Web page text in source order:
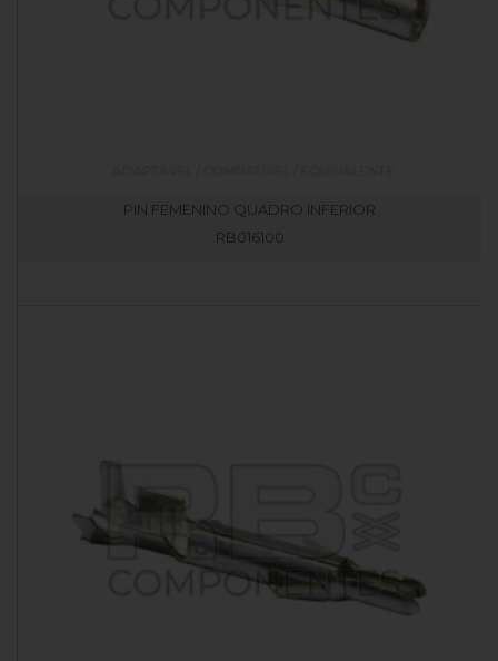
PIN FEMENINO QUADRO INFERIOR
RB016100